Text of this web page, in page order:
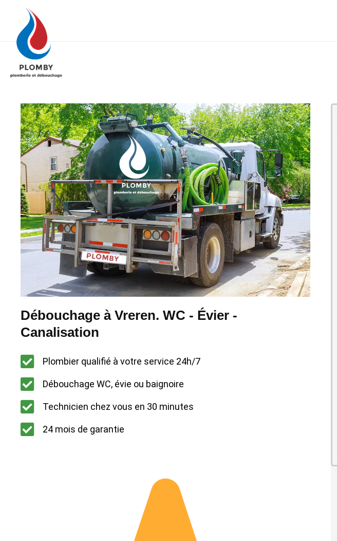
Débouchage à Vreren. WC - Évier -
Canalisation
Plombier qualifié à votre service 24h/7
Débouchage WC, évie ou baignoire
Technicien chez vous en 30 minutes
24 mois de garantie